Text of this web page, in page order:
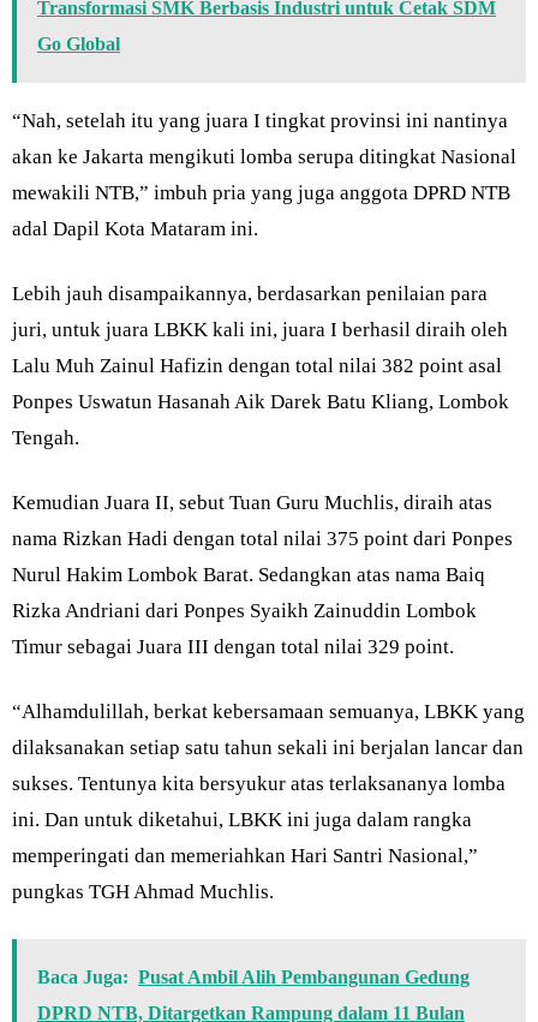
Transformasi SMK Berbasis Industri untuk Cetak SDM
Go Global
“Nah, setelah itu yang juara I tingkat provinsi ini nantinya
akan ke Jakarta mengikuti lomba serupa ditingkat Nasional
mewakili NTB,” imbuh pria yang juga anggota DPRD NTB
adal Dapil Kota Mataram ini.
Lebih jauh disampaikannya, berdasarkan penilaian para
juri, untuk juara LBKK kali ini, juara I berhasil diraih oleh
Lalu Muh Zainul Hafizin dengan total nilai 382 point asal
Ponpes Uswatun Hasanah Aik Darek Batu Kliang, Lombok
Tengah.
Kemudian Juara II, sebut Tuan Guru Muchlis, diraih atas
nama Rizkan Hadi dengan total nilai 375 point dari Ponpes
Nurul Hakim Lombok Barat. Sedangkan atas nama Baiq
Rizka Andriani dari Ponpes Syaikh Zainuddin Lombok
Timur sebagai Juara III dengan total nilai 329 point.
“Alhamdulillah, berkat kebersamaan semuanya, LBKK yang
dilaksanakan setiap satu tahun sekali ini berjalan lancar dan
sukses. Tentunya kita bersyukur atas terlaksananya lomba
ini. Dan untuk diketahui, LBKK ini juga dalam rangka
memperingati dan memeriahkan Hari Santri Nasional,”
pungkas TGH Ahmad Muchlis.
Baca Juga: Pusat Ambil Alih Pembangunan Gedung
DPRD NTB, Ditargetkan Rampung dalam 11 Bulan